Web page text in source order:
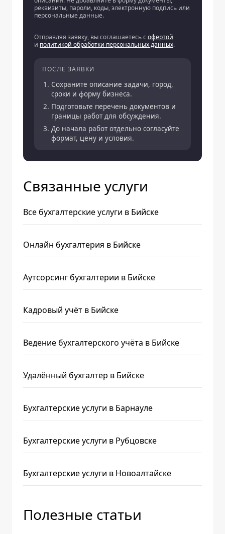
реквизиты, пароли, коды, электронную подпись или
персональные данные.
Отправляя заявку, вы соглашаетесь софертой
и политикой обработки персональных данных.
ПОСЛЕ ЗАЯВКИ
Сохраните описание задачи, город,
сроки и форму бизнеса.
Подготовьте перечень документов и
границы работ для обсуждения.
До начала работ отдельно согласуйте
формат, цену и условия.
Связанные услуги
Все бухгалтерские услуги в Бийске
Онлайн бухгалтерия в Бийске
Аутсорсинг бухгалтерии в Бийске
Кадровый учёт в Бийске
Ведение бухгалтерского учёта в Бийске
Удалённый бухгалтер в Бийске
Бухгалтерские услуги в Барнауле
Бухгалтерские услуги в Рубцовске
Бухгалтерские услуги в Новоалтайске
Полезные статьи